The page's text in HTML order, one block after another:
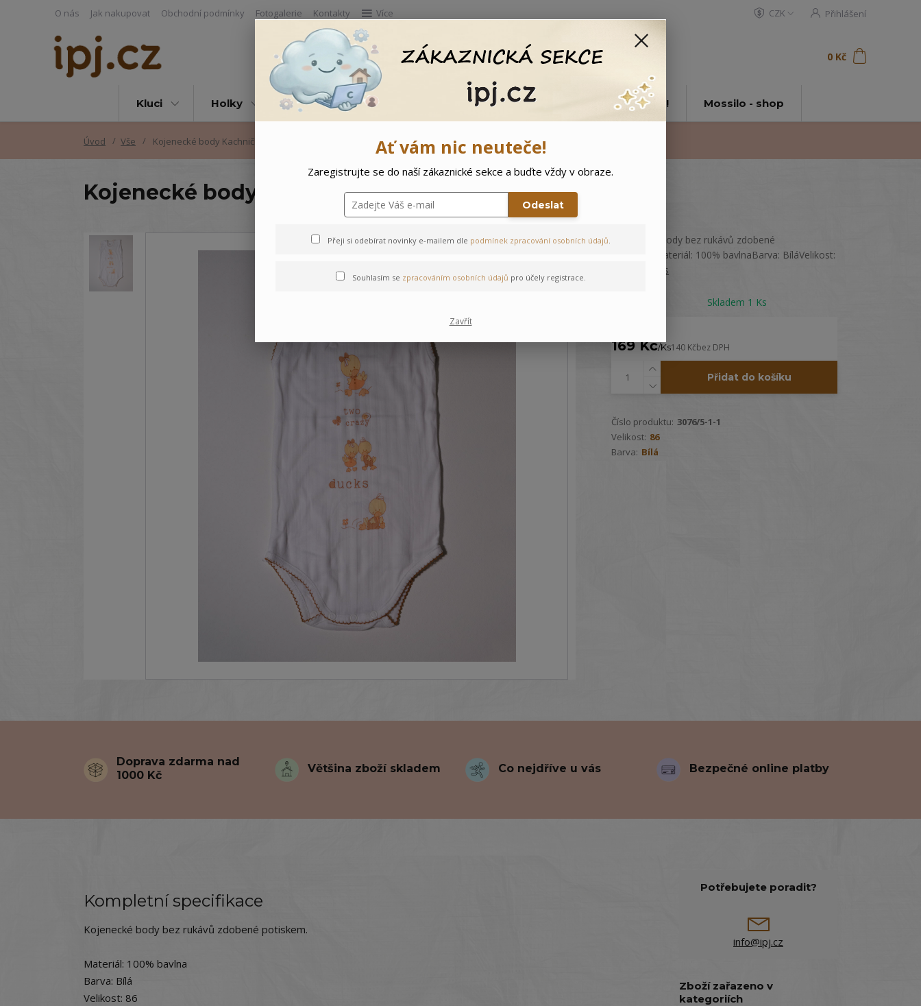
O nás Jak nakupovat Obchodní podmínky Fotogalerie Kontakty Více CZK Přihlášení
Hledat 0 Kč
Kluci Holky Vše Doprodej Ostatní 🌲 Vítejte ve světě Mossilo! Mossilo - shop
Úvod Vše Kojenecké body Kachničky
Kojenecké body Kachničky
Kojenecké body bez rukávů zdobené
potiskem.Materiál: 100% bavlnaBarva: BíláVelikost:
celý popis
Skladem 1 Ks
169 Kč/Ks140 Kčbez DPH
Přidat do košíku
Číslo produktu: 3076/5-1-1
Velikost: 86
Barva: Bílá
Doprava zdarma nad
1000 Kč
Většina zboží skladem Co nejdříve u vás Bezpečné online platby
Kompletní specifikace
Kojenecké body bez rukávů zdobené potiskem.
Materiál: 100% bavlna
Barva: Bílá
Velikost: 86
Potřebujete poradit?
info@ipj.cz
Zboží zařazeno v
kategoriích
Ať vám nic neuteče!
Zaregistrujte se do naší zákaznické sekce a buďte vždy v obraze.
Odeslat
Přeji si odebírat novinky e-mailem dle podmínek zpracování osobních údajů.
Souhlasím se zpracováním osobních údajů pro účely registrace.
Zavřít